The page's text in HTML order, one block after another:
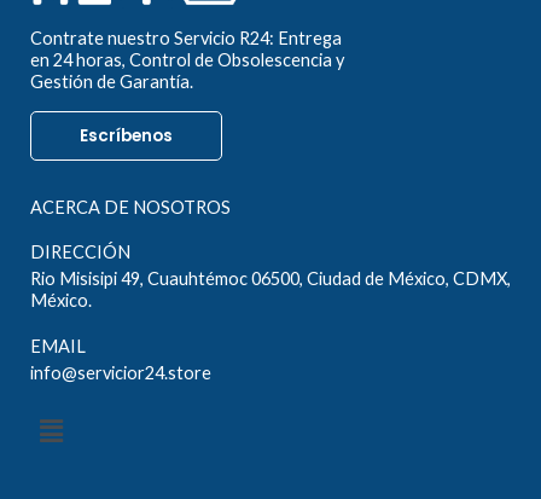
Contrate nuestro Servicio R24: Entrega
en 24 horas, Control de Obsolescencia y
Gestión de Garantía.
Escríbenos
ACERCA DE NOSOTROS
DIRECCIÓN
Rio Misisipi 49, Cuauhtémoc 06500, Ciudad de México, CDMX,
México.
EMAIL
info@servicior24.store
Menú